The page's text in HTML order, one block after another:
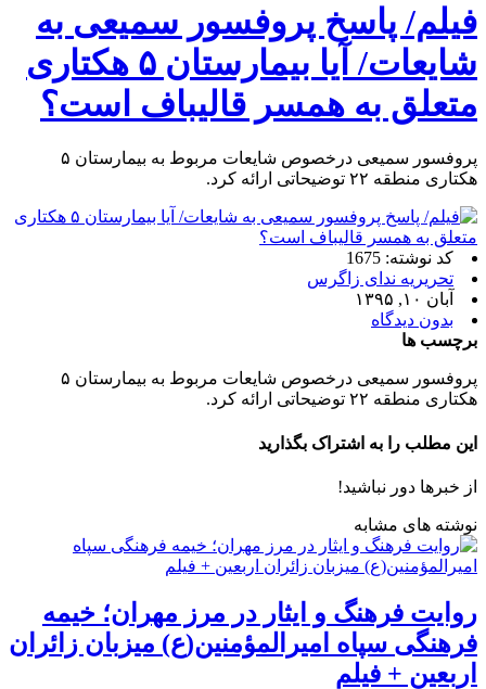
فیلم/ پاسخ پروفسور سمیعی به
شایعات/ آیا بیمارستان ۵ هکتاری
متعلق به همسر قالیباف است؟
پروفسور سمیعی درخصوص شایعات مربوط به بیمارستان ۵
هکتاری منطقه ۲۲ توضیحاتی ارائه کرد.
کد نوشته: 1675
تحریریه ندای زاگرس
آبان ۱۰, ۱۳۹۵
بدون دیدگاه
برچسب ها
پروفسور سمیعی درخصوص شایعات مربوط به بیمارستان ۵
هکتاری منطقه ۲۲ توضیحاتی ارائه کرد.
این مطلب را به اشتراک بگذارید
از خبرها دور نباشید!
نوشته های مشابه
روایت فرهنگ و ایثار در مرز مهران؛ خیمه
فرهنگی سپاه امیرالمؤمنین(ع) میزبان زائران
اربعین + فیلم